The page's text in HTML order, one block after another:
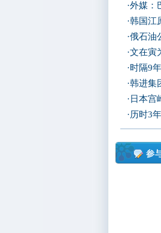
·外媒：
·韩国江
·俄石油
·文在寅
·时隔9
·韩进集
· 日本宫
·历时3